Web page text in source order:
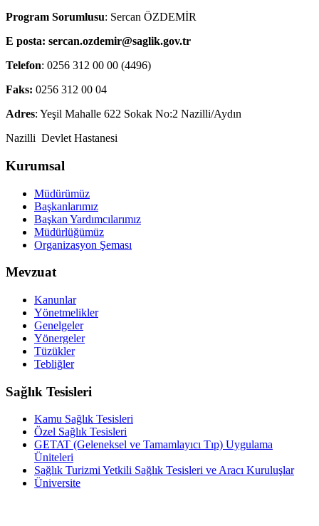
Program Sorumlusu: Sercan ÖZDEMİR
E posta: sercan.ozdemir@saglik.gov.tr
Telefon: 0256 312 00 00 (4496)
Faks: 0256 312 00 04
Adres: Yeşil Mahalle 622 Sokak No:2 Nazilli/Aydın
Nazilli Devlet Hastanesi
Kurumsal
Müdürümüz
Başkanlarımız
Başkan Yardımcılarımız
Müdürlüğümüz
Organizasyon Şeması
Mevzuat
Kanunlar
Yönetmelikler
Genelgeler
Yönergeler
Tüzükler
Tebliğler
Sağlık Tesisleri
Kamu Sağlık Tesisleri
Özel Sağlık Tesisleri
GETAT (Geleneksel ve Tamamlayıcı Tıp) Uygulama
Üniteleri
Sağlık Turizmi Yetkili Sağlık Tesisleri ve Aracı Kuruluşlar
Üniversite